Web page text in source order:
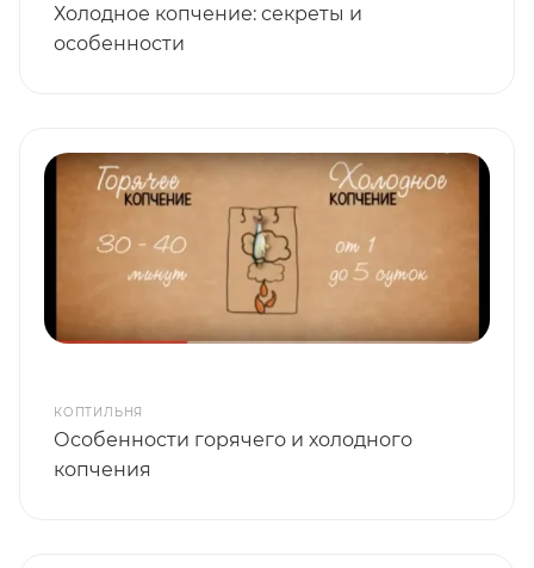
Холодное копчение: секреты и
особенности
КОПТИЛЬНЯ
Особенности горячего и холодного
копчения